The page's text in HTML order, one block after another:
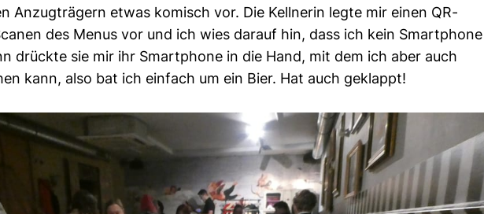
Anzugträgern etwas komisch vor. Die Kellnerin legte mir einen QR-
des Menus vor und ich wies darauf hin, dass ich kein Smartphone
drückte sie mir ihr Smartphone in die Hand, mit dem ich aber auch
kann, also bat ich einfach um ein Bier. Hat auch geklappt!